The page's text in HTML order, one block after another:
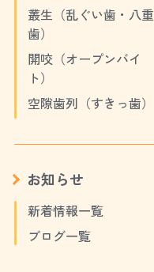
叢生（乱ぐい歯・八重
歯）
開咬（オープンバイ
ト）
空隙歯列（すきっ歯）
お知らせ
新着情報一覧
ブログ一覧